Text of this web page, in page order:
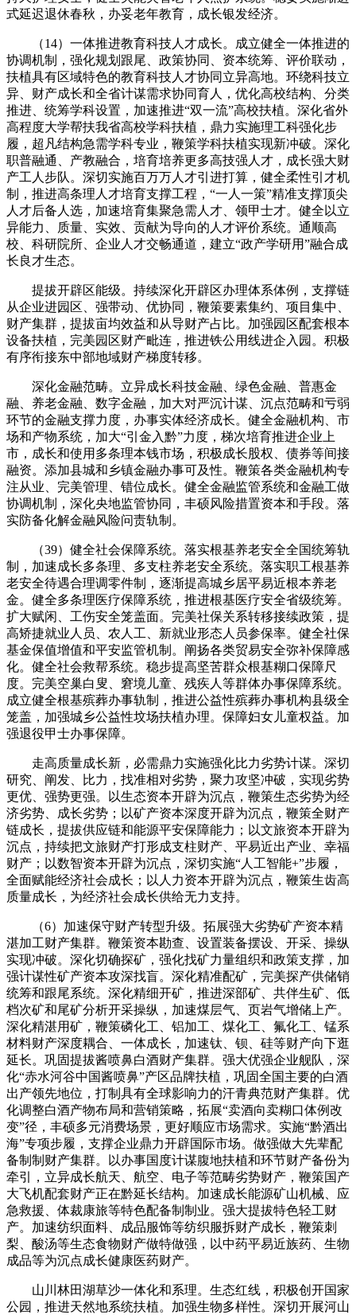
式延迟退休春秋，办妥老年教育，成长银发经济。
（14）一体推进教育科技人才成长。成立健全一体推进的
协调机制，强化规划跟尾、政策协同、资本统筹、评价联动，
扶植具有区域特色的教育科技人才协同立异高地。环绕科技立
异、财产成长和全省计谋需求协同育人，优化高校结构、分类
推进、统筹学科设置，加速推进“双一流”高校扶植。深化省外
高程度大学帮扶我省高校学科扶植，鼎力实施理工科强化步
履，超凡结构急需学科专业，鞭策学科扶植实现新冲破。深化
职普融通、产教融合，培育培养更多高技强人才，成长强大财
产工人步队。深切实施百万万人才引进打算，健全柔性引才机
制，推进高条理人才培育支撑工程，“一人一策”精准支撑顶尖
人才后备人选，加速培育集聚急需人才、领甲士才。健全以立
异能力、质量、实效、贡献为导向的人才评价系统。通顺高
校、科研院所、企业人才交畅通道，建立“政产学研用”融合成
长良才生态。
提拔开辟区能级。持续深化开辟区办理体系体例，支撑链
从企业进园区、强带动、优协同，鞭策要素集约、项目集中、
财产集群，提拔亩均效益和从导财产占比。加强园区配套根本
设备扶植，完美园区财产毗连，推进铁公用线进企入园。积极
有序衔接东中部地域财产梯度转移。
深化金融范畴。立异成长科技金融、绿色金融、普惠金
融、养老金融、数字金融，加大对严沉计谋、沉点范畴和亏弱
环节的金融支撑力度，办事实体经济成长。健全金融机构、市
场和产物系统，加大“引金入黔”力度，梯次培育推进企业上
市，成长和使用多条理本钱市场，积极成长股权、债券等间接
融资。添加县城和乡镇金融办事可及性。鞭策各类金融机构专
注从业、完美管理、错位成长。健全金融监管系统和金融工做
协调机制，深化央地监管协同，丰硕风险措置资本和手段。落
实防备化解金融风险问责轨制。
（39）健全社会保障系统。落实根基养老安全全国统筹轨
制，加速成长多条理、多支柱养老安全系统。落实职工根基养
老安全待遇合理调零件制，逐渐提高城乡居平易近根本养老
金。健全多条理医疗保障系统，推进根基医疗安全省级统筹。
扩大赋闲、工伤安全笼盖面。完美社保关系转移接续政策，提
高矫捷就业人员、农人工、新就业形态人员参保率。健全社保
基金保值增值和平安监管机制。阐扬各类贸易安全弥补保障感
化。健全社会救帮系统。稳步提高坚苦群众根基糊口保障尺
度。完美空巢白叟、窘境儿童、残疾人等群体办事保障系统。
成立健全根基殡葬办事轨制，推进公益性殡葬办事机构县级全
笼盖，加强城乡公益性坟场扶植办理。保障妇女儿童权益。加
强退役甲士办事保障。
走高质量成长新，必需鼎力实施强化比力劣势计谋。深切
研究、阐发、比力，找准相对劣势，聚力攻坚冲破，实现劣势
更优、强势更强。以生态资本开辟为沉点，鞭策生态劣势为经
济劣势、成长劣势；以矿产资本深度开辟为沉点，鞭策全财产
链成长，提拔供应链和能源平安保障能力；以文旅资本开辟为
沉点，持续把文旅财产打形成支柱财产、平易近出产业、幸福
财产；以数智资本开辟为沉点，深切实施“人工智能+”步履，
全面赋能经济社会成长；以人力资本开辟为沉点，鞭策生齿高
质量成长，为经济社会成长供给无力支持。
（6）加速保守财产转型升级。拓展强大劣势矿产资本精
湛加工财产集群。鞭策资本勘查、设置装备摆设、开采、操纵
实现冲破。深化切确探矿，强化找矿力量组织和政策支撑，加
强计谋性矿产资本攻深找盲。深化精准配矿，完美探产供储销
统筹和跟尾系统。深化精细开矿，推进深部矿、共伴生矿、低
档次矿和尾矿分析开采操纵，加速煤层气、页岩气增储上产。
深化精湛用矿，鞭策磷化工、铝加工、煤化工、氟化工、锰系
材料财产深度耦合、一体成长，加速钛、钡、硅等财产向下逛
延长。巩固提拔酱喷鼻白酒财产集群。强大优强企业舰队，深
化“赤水河谷中国酱喷鼻”产区品牌扶植，巩固全国主要的白酒
出产领先地位，打制具有全球影响力的汗青典范财产集群。优
化调整白酒产物布局和营销策略，拓展“卖酒向卖糊口体例改
变”径，丰硕多元消费场景，更好顺应市场需求。实施“黔酒出
海”专项步履，支撑企业鼎力开辟国际市场。做强做大先辈配
备制制财产集群。以办事国度计谋腹地扶植和环节财产备份为
牵引，立异成长航天、航空、电子等范畴劣势财产，鞭策国产
大飞机配套财产正在黔延长结构。加速成长能源矿山机械、应
急救援、体裁康旅等特色配备制制业。强大提拔特色轻工财
产。加速纺织面料、成品服饰等纺织服拆财产成长，鞭策刺
梨、酸汤等生态食物财产做特做强，以中药平易近族药、生物
成品等为沉点成长健康医药财产。
山川林田湖草沙一体化和系理。生态红线，积极创开国家
公园，推进天然地系统扶植。加强生物多样性。深切开展河山